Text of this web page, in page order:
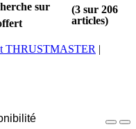
sur
(3 sur 206
articles)
THRUSTMASTER |